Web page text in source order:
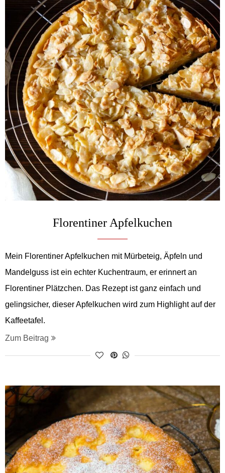
Florentiner Apfelkuchen
Mein Florentiner Apfelkuchen mit Mürbeteig, Äpfeln und
Mandelguss ist ein echter Kuchentraum, er erinnert an
Florentiner Plätzchen. Das Rezept ist ganz einfach und
gelingsicher, dieser Apfelkuchen wird zum Highlight auf der
Kaffeetafel.
Zum Beitrag